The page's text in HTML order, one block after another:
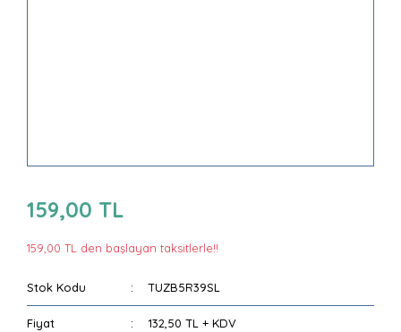
159,00 TL
159,00 TL den başlayan taksitlerle!!
Stok Kodu TUZB5R39SL
Fiyat 132,50 TL + KDV